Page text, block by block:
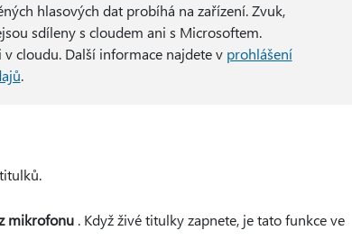
hlasových dat probíhá na zařízení. Zvuk,
sdíleny s cloudem ani s Microsoftem.
cloudu. Další informace najdete v prohlášení
.
mikrofonu. Když živé titulky zapnete, je tato funkce ve